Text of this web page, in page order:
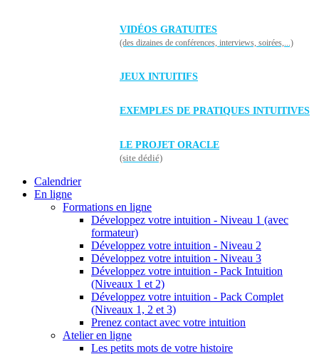
VIDÉOS GRATUITES
(des dizaines de conférences, interviews, soirées,...)
JEUX INTUITIFS
EXEMPLES DE PRATIQUES INTUITIVES
LE PROJET ORACLE
(site dédié)
Calendrier
En ligne
Formations en ligne
Développez votre intuition - Niveau 1 (avec
formateur)
Développez votre intuition - Niveau 2
Développez votre intuition - Niveau 3
Développez votre intuition - Pack Intuition
(Niveaux 1 et 2)
Développez votre intuition - Pack Complet
(Niveaux 1, 2 et 3)
Prenez contact avec votre intuition
Atelier en ligne
Les petits mots de votre histoire